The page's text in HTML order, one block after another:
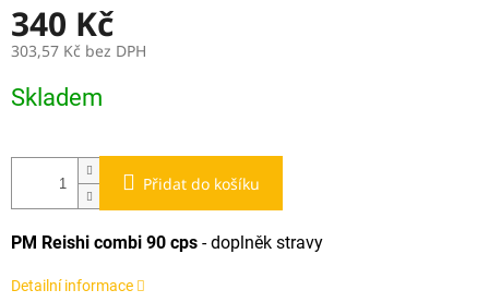
340 Kč
303,57 Kč bez DPH
cena:
Skladem
Přidat do košíku
PM Reishi combi 90 cps - doplněk stravy
Detailní informace